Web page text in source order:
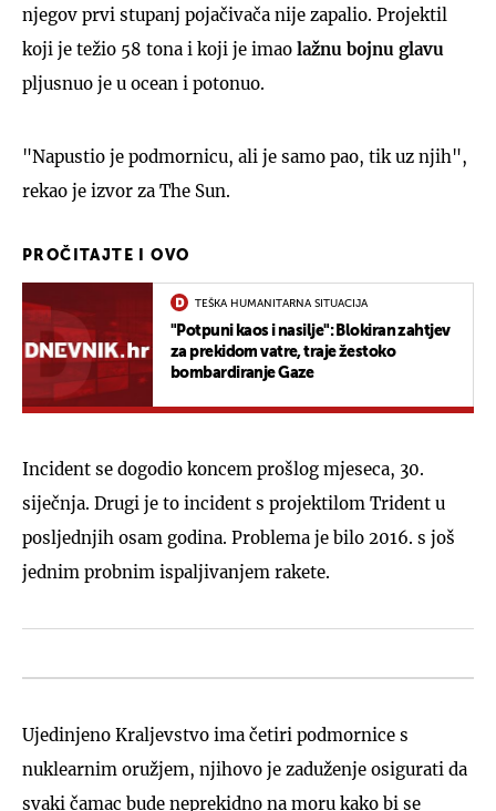
njegov prvi stupanj pojačivača nije zapalio. Projektil
koji je težio 58 tona i koji je imao lažnu bojnu glavu
pljusnuo je u ocean i potonuo.
"Napustio je podmornicu, ali je samo pao, tik uz njih",
rekao je izvor za The Sun.
PROČITAJTE I OVO
TEŠKA HUMANITARNA SITUACIJA
"Potpuni kaos i nasilje": Blokiran zahtjev
za prekidom vatre, traje žestoko
bombardiranje Gaze
Incident se dogodio koncem prošlog mjeseca, 30.
siječnja. Drugi je to incident s projektilom Trident u
posljednjih osam godina. Problema je bilo 2016. s još
jednim probnim ispaljivanjem rakete.
Ujedinjeno Kraljevstvo ima četiri podmornice s
nuklearnim oružjem, njihovo je zaduženje osigurati da
svaki čamac bude neprekidno na moru kako bi se